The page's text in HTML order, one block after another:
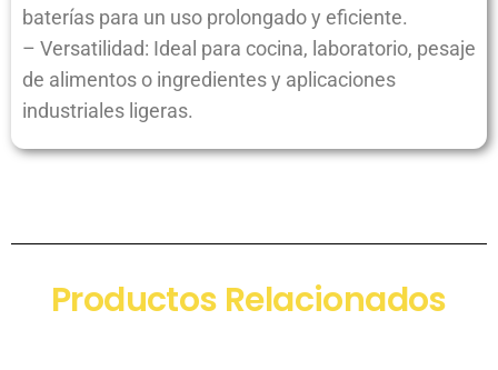
baterías para un uso prolongado y eficiente.
– Versatilidad: Ideal para cocina, laboratorio, pesaje
de alimentos o ingredientes y aplicaciones
industriales ligeras.
Productos Relacionados